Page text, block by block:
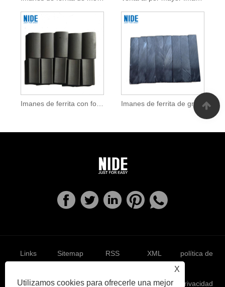
Imanes de ferrita con forma de potencia fuerte Imanes de ferrita de gran potencia industrial
X
Utilizamos cookies para ofrecerle una mejor
Links Sitemap RSS XML política de
privacidad